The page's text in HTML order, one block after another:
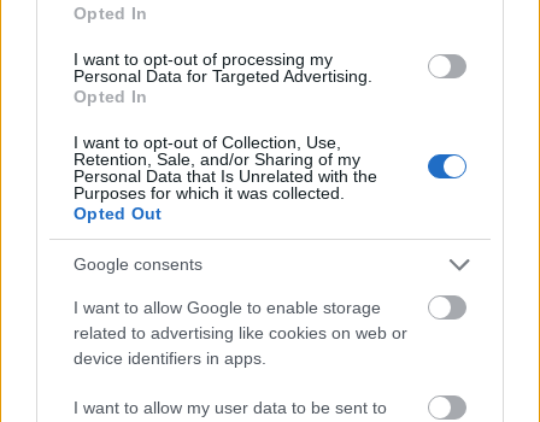
Opted In
I want to opt-out of processing my
Personal Data for Targeted Advertising.
Opted In
I want to opt-out of Collection, Use,
Retention, Sale, and/or Sharing of my
Personal Data that Is Unrelated with the
Purposes for which it was collected.
Opted Out
Google consents
I want to allow Google to enable storage
related to advertising like cookies on web or
device identifiers in apps.
I want to allow my user data to be sent to
MAGYAR ÉPÍTŐK